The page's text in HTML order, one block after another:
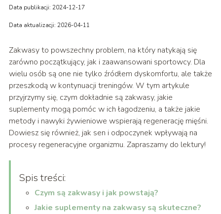
Data publikacji: 2024-12-17
Data aktualizacji: 2026-04-11
Zakwasy to powszechny problem, na który natykają się
zarówno początkujący, jak i zaawansowani sportowcy. Dla
wielu osób są one nie tylko źródłem dyskomfortu, ale także
przeszkodą w kontynuacji treningów. W tym artykule
przyjrzymy się, czym dokładnie są zakwasy, jakie
suplementy mogą pomóc w ich łagodzeniu, a także jakie
metody i nawyki żywieniowe wspierają regenerację mięśni.
Dowiesz się również, jak sen i odpoczynek wpływają na
procesy regeneracyjne organizmu. Zapraszamy do lektury!
Spis treści:
Czym są zakwasy i jak powstają?
Jakie suplementy na zakwasy są skuteczne?